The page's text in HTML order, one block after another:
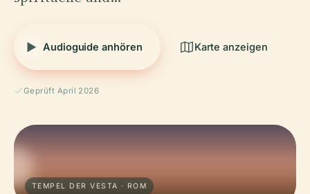
Audioguide anhören Karte anzeigen
Geprüft April 2026
TEMPEL DER VESTA · ROM